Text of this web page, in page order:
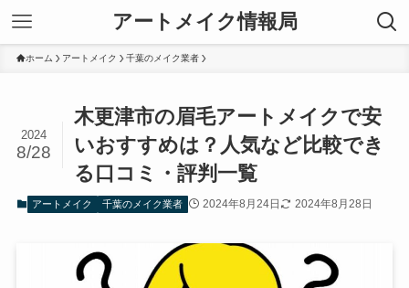
アートメイク情報局
ホーム アートメイク 千葉のメイク業者
木更津市の眉毛アートメイクで安
いおすすめは？人気など比較でき
る口コミ・評判一覧
2024
8/28
アートメイク 千葉のメイク業者 2024年8月24日 2024年8月28日